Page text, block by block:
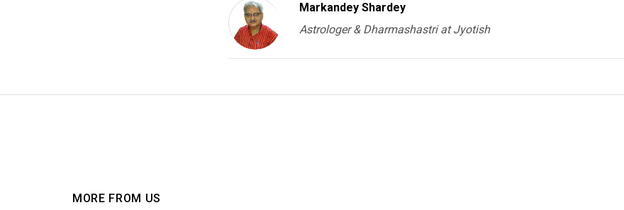
Markandey Shardey
Astrologer & Dharmashastri at Jyotish
MORE FROM US